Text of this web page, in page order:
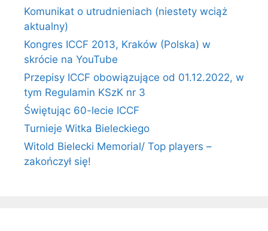
Komunikat o utrudnieniach (niestety wciąż
aktualny)
Kongres ICCF 2013, Kraków (Polska) w
skrócie na YouTube
Przepisy ICCF obowiązujące od 01.12.2022, w
tym Regulamin KSzK nr 3
Świętując 60-lecie ICCF
Turnieje Witka Bieleckiego
Witold Bielecki Memorial/ Top players –
zakończył się!